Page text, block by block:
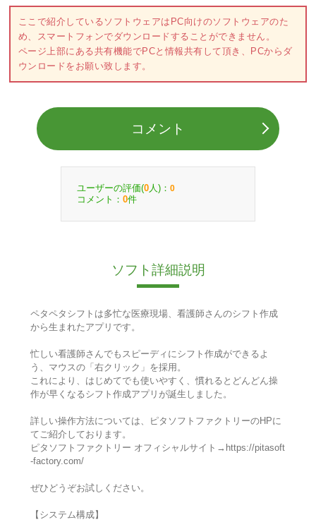
ここで紹介しているソフトウェアはPC向けのソフトウェアのた
め、スマートフォンでダウンロードすることができません。
ページ上部にある共有機能でPCと情報共有して頂き、PCからダ
ウンロードをお願い致します。
コメント
ユーザーの評価(0 人)： 0
コメント： 0件
ソフト詳細説明
ペタペタシフトは多忙な医療現場、看護師さんのシフト作成
から生まれたアプリです。
忙しい看護師さんでもスピーディにシフト作成ができるよ
う、マウスの「右クリック」を採用。
これにより、はじめてでも使いやすく、慣れるとどんどん操
作が早くなるシフト作成アプリが誕生しました。
詳しい操作方法については、ピタソフトファクトリーのHPに
てご紹介しております。
ピタソフトファクトリー オフィシャルサイト→https://pitasoft
-factory.com/
ぜひどうぞお試しください。
【システム構成】